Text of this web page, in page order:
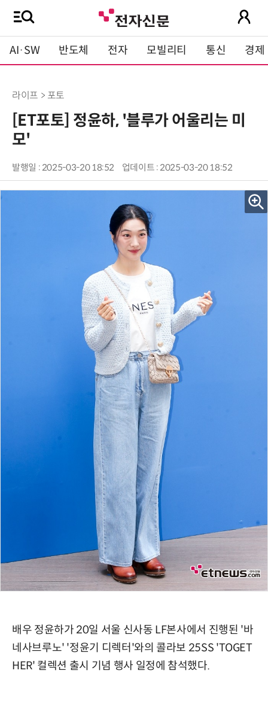
AI·SW 반도체 전자 모빌리티 통신 경제
라이프 > 포토
[ET포토] 정윤하, '블루가 어울리는 미
모'
발행일 : 2025-03-20 18:52 업데이트 : 2025-03-20 18:52
배우 정윤하가 20일 서울 신사동 LF본사에서 진행된 '바
네사브루노' '정윤기 디렉터'와의 콜라보 25SS 'TOGET
HER' 컬렉션 출시 기념 행사 일정에 참석했다.